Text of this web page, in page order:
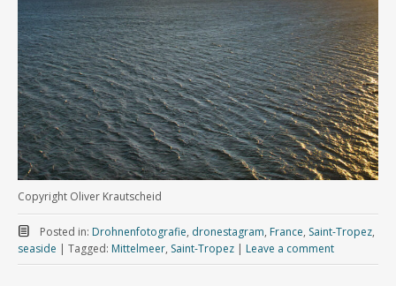
Copyright Oliver Krautscheid
Posted in: Drohnenfotografie, dronestagram, France, Saint-Tropez,
seaside | Tagged: Mittelmeer, Saint-Tropez | Leave a comment